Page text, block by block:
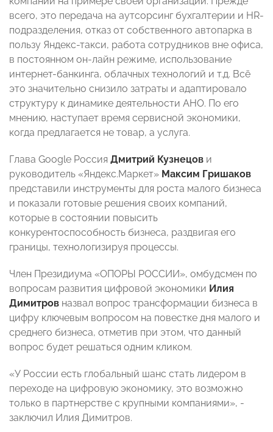
всего, это передача на аутсорсинг бухгалтерии и HR-
подразделения, отказ от собственного автопарка в
пользу Яндекс-такси, работа сотрудников вне офиса,
в постоянном он-лайн режиме, использование
интернет-банкинга, облачных технологий и т.д. Всё
это значительно снизило затраты и адаптировало
структуру к динамике деятельности АНО. По его
мнению, наступает время сервисной экономики,
когда предлагается не товар, а услуга.
Глава Google Россия Дмитрий Кузнецов и
руководитель «Яндекс.Маркет» Максим Гришаков
представили инструменты для роста малого бизнеса
и показали готовые решения своих компаний,
которые в состоянии повысить
конкурентоспособность бизнеса, раздвигая его
границы, технологизируя процессы.
Член Президиума «ОПОРЫ РОССИИ», омбудсмен по
вопросам развития цифровой экономики Илия
Димитров назвал вопрос трансформации бизнеса в
цифру ключевым вопросом на повестке дня малого и
среднего бизнеса, отметив при этом, что данный
вопрос будет решаться одним кликом.
«У России есть глобальный шанс стать лидером в
переходе на цифровую экономику, это возможно
только в партнерстве с крупными компаниями», -
заключил Илия Димитров.